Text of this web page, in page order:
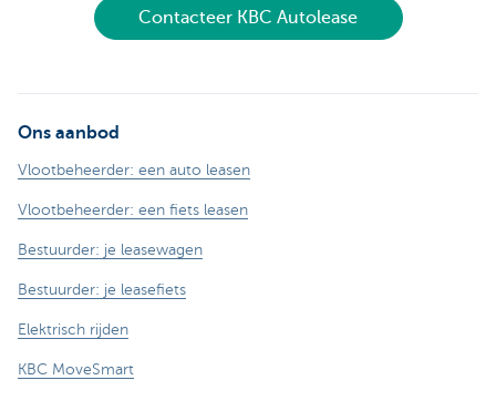
Contacteer KBC Autolease
Ons aanbod
Vlootbeheerder: een auto leasen
Vlootbeheerder: een fiets leasen
Bestuurder: je leasewagen
Bestuurder: je leasefiets
Elektrisch rijden
KBC MoveSmart